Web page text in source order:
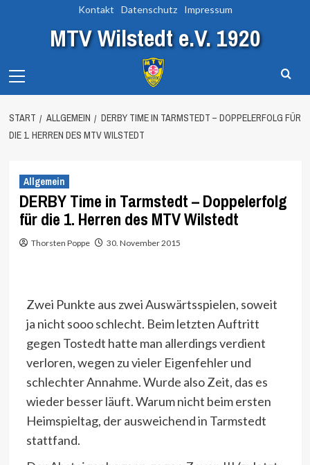
Kontakt Datenschutz Impressum
MTV Wilstedt e.V. 1920
Menu
START ALLGEMEIN
DERBY TIME IN TARMSTEDT – DOPPELERFOLG FÜR
DIE 1. HERREN DES MTV WILSTEDT
Allgemein
DERBY Time in Tarmstedt – Doppelerfolg
für die 1. Herren des MTV Wilstedt
Thorsten Poppe 30. November 2015
Zwei Punkte aus zwei Auswärtsspielen, soweit
ja nicht sooo schlecht. Beim letzten Auftritt
gegen Tostedt hatte man allerdings verdient
verloren, wegen zu vieler Eigenfehler und
schlechter Annahme. Wurde also Zeit, das es
wieder besser läuft. Warum nicht beim ersten
Heimspieltag, der ausweichend in Tarmstedt
stattfand.